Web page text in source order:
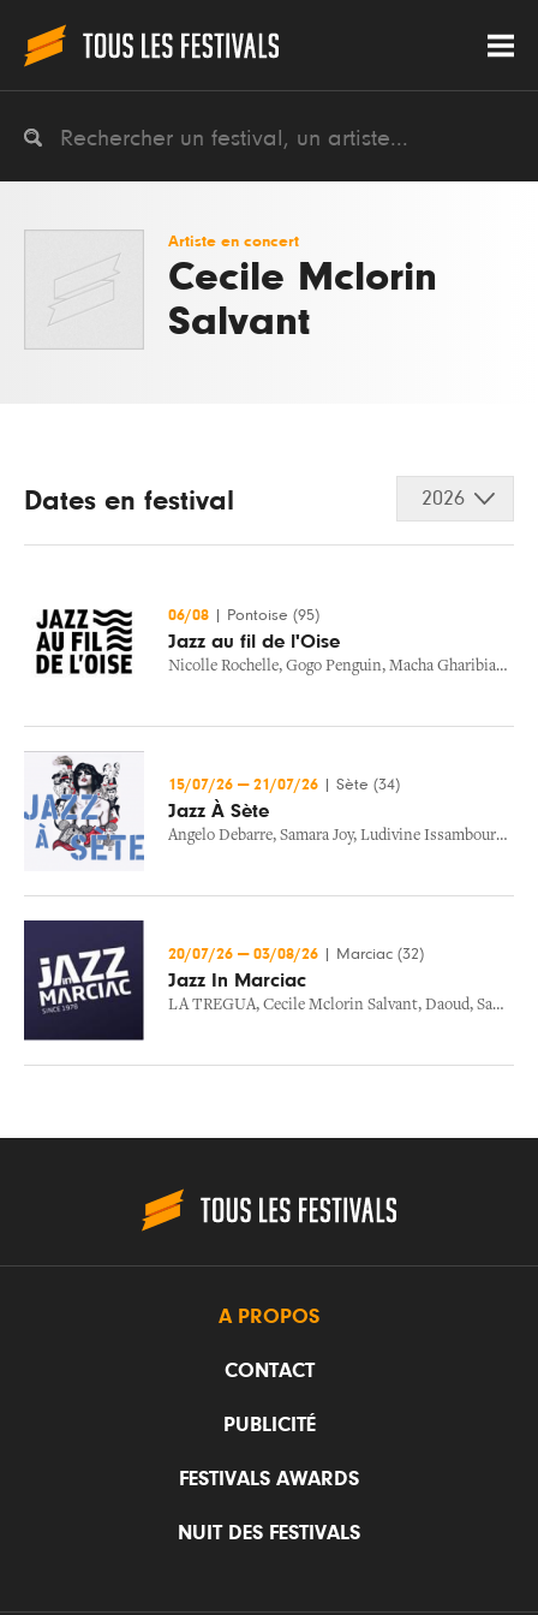
Artiste en concert
Cecile Mclorin
Salvant
Dates en festival 2026
06/08 Pontoise (95)
Jazz au fil de l'Oise
Nicolle Rochelle, Gogo Penguin, Macha Gharibian ,
15/07/26 — 21/07/26 Sète (34)
Jazz À Sète
Angelo Debarre, Samara Joy, Ludivine Issambourg ,
20/07/26 — 03/08/26 Marciac (32)
Jazz In Marciac
LA TREGUA, Cecile Mclorin Salvant, Daoud, Samara Joy
A PROPOS
CONTACT
PUBLICITÉ
FESTIVALS AWARDS
NUIT DES FESTIVALS